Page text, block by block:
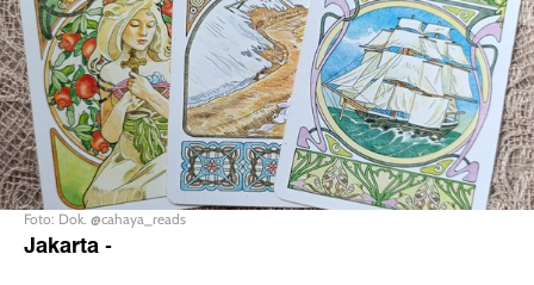
Foto: Dok. @cahaya_reads
Jakarta-